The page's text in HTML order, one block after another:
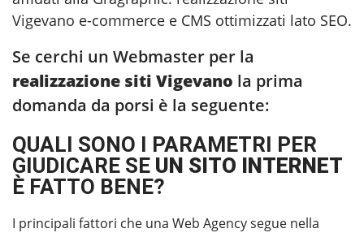
Vigevano e-commerce e CMS ottimizzati lato SEO.
Se cerchi un Webmaster per la
realizzazione siti Vigevano la prima
domanda da porsi è la seguente:
QUALI SONO I PARAMETRI PER
GIUDICARE SE UN SITO INTERNET
È FATTO BENE?
I principali fattori che una Web Agency segue nella